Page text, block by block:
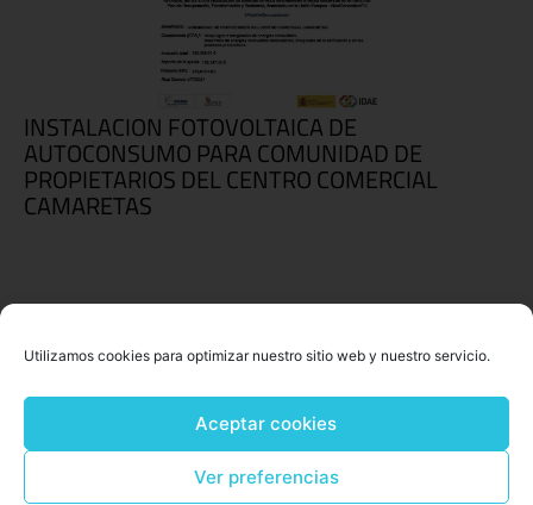
Utilizamos cookies para optimizar nuestro sitio web y nuestro servicio.
Aceptar cookies
Ver preferencias
INSTALACION FOTOVOLTAICA DE
AUTOCONSUMO PARA COMUNIDAD DE
PROPIETARIOS DEL CENTRO COMERCIAL
CAMARETAS